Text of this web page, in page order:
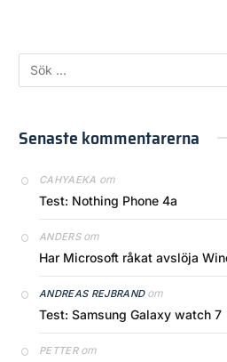
Senaste kommentarerna
CAHYAEKA om
Test: Nothing Phone 4a
ANDERSom
Har Microsoft råkat avslöja
ANDREAS REJBRANDom
Test: Samsung Galaxy watch 7
PETTERom